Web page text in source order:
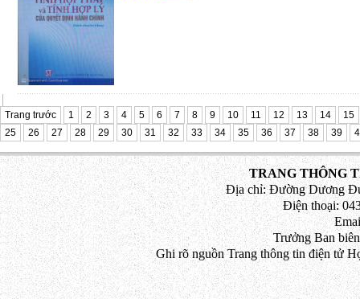
Trang trước 1 2 3 4 5 6 7 8 9 10 11 12 13 14
15
25
26 27 28 29 30 31 32 33 34 35 36 37 38 39
TRANG THÔNG
Địa chỉ: Đường Dương
Điện thoại:
Trưởng Ban
Ghi rõ nguồn Trang thông tin điện tử